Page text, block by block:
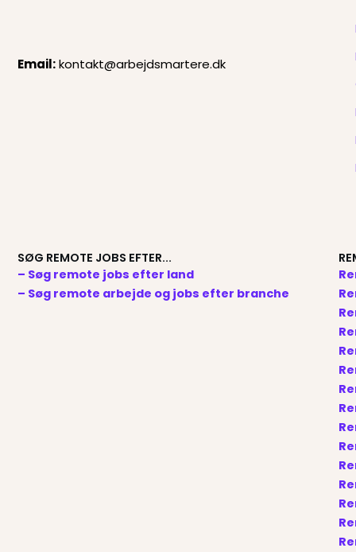
Email:kontakt@arbejdsmartere.dk
SØG REMOTE JOBS EFTER...
– Søg remote jobs efter land
– Søg remote arbejde og jobs efter branche